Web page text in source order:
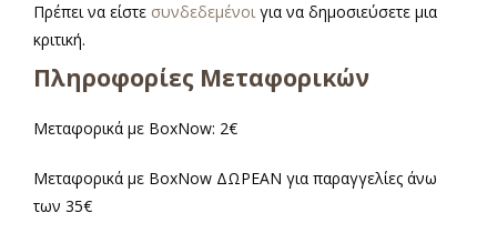
Πρέπει να είστε συνδεδεμένοι για να δημοσιεύσετε μια
κριτική.
Πληροφορίες Μεταφορικών
Μεταφορικά με BoxNow: 2€
Μεταφορικά με BoxNow ΔΩΡΕΑΝ για παραγγελίες άνω
των 35€